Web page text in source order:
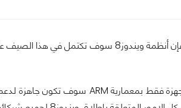
وفقا لبعض المصادر عبر صحيفة بلومبرج فإن أنظمة